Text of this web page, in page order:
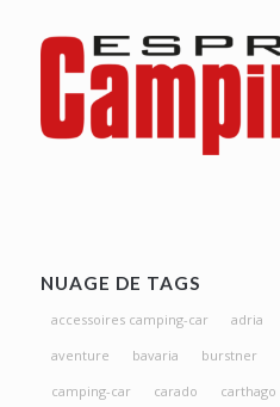
NUAGE DE TAGS
accessoires camping-car adria
aventure
bavaria burstner
camping-car
carado carthago